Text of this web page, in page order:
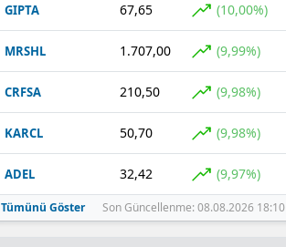
GIPTA 67,65 (10,00%)
MRSHL 1.707,00 (9,99%)
CRFSA 210,50 (9,98%)
KARCL 50,70 (9,98%)
ADEL 32,42 (9,97%)
Tümünü Göster Son Güncellenme: 08.08.2026 18:10